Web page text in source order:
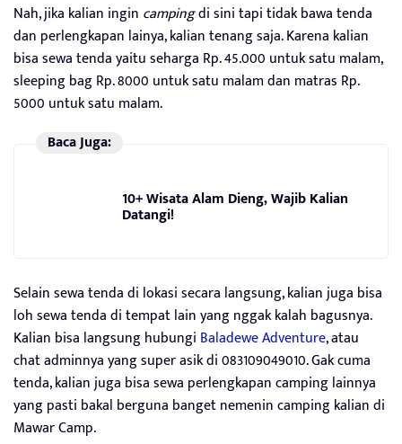
Nah, jika kalian ingin campingdi sini tapi tidak bawa tenda
dan perlengkapan lainya, kalian tenang saja. Karena kalian
bisa sewa tenda yaitu seharga Rp. 45.000 untuk satu malam,
sleeping bag Rp. 8000 untuk satu malam dan matras Rp.
5000 untuk satu malam.
Baca Juga:
10+ Wisata Alam Dieng, Wajib Kalian
Datangi!
Selain sewa tenda di lokasi secara langsung, kalian juga bisa
loh sewa tenda di tempat lain yang nggak kalah bagusnya.
Kalian bisa langsung hubungi Baladewe Adventure, atau
chat adminnya yang super asik di 083109049010. Gak cuma
tenda, kalian juga bisa sewa perlengkapan camping lainnya
yang pasti bakal berguna banget nemenin camping kalian di
Mawar Camp.